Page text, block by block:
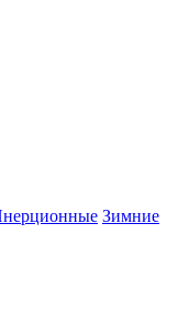
Зимние